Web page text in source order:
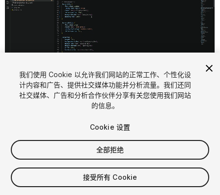
1/10
$24.99
我们使用 Cookie 以允许我们网站的正常工作、个性化设
计内容和广告、提供社交媒体功能并分析流量。我们还同
社交媒体、广告和分析合作伙伴分享有关您使用我们网站
的信息。
Cookie 设置
全部拒绝
接受所有 Cookie